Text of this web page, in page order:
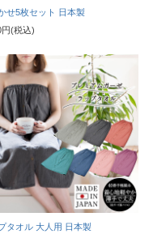
せ5枚セット 日本製
円(税込)
タオル 大人用 日本製